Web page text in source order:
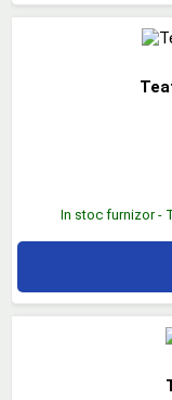
In stoc furnizor -